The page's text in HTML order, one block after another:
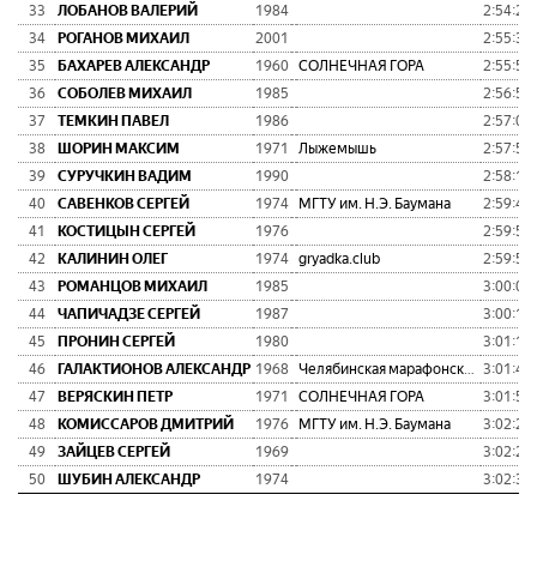
33
ЛОБАНОВ ВАЛЕРИЙ 1984
2:54:28
34
РОГАНОВ МИХАИЛ 2001
2:55:35
35
БАХАРЕВ АЛЕКСАНДР 1960 СОЛНЕЧНАЯ ГОРА
2:55:55
36
СОБОЛЕВ МИХАИЛ 1985
2:56:55
37
ТЕМКИН ПАВЕЛ 1986
2:57:09
38
ШОРИН МАКСИМ 1971 Лыжемышь
2:57:54
39
СУРУЧКИН ВАДИМ 1990
2:58:12
40
САВЕНКОВ СЕРГЕЙ 1974 МГТУ им. Н.Э. Баумана
2:59:41
41
КОСТИЦЫН СЕРГЕЙ 1976
2:59:51
42
КАЛИНИН ОЛЕГ 1974 gryadka.club
2:59:59
43
РОМАНЦОВ МИХАИЛ 1985
3:00:08
44
ЧАПИЧАДЗЕ СЕРГЕЙ 1987
3:00:11
45
ПРОНИН СЕРГЕЙ 1980
3:01:13
46
ГАЛАКТИОНОВ АЛЕКСАНДР 1968 Челябинская марафонская команда 3:01:47
47
ВЕРЯСКИН ПЕТР 1971 СОЛНЕЧНАЯ ГОРА
3:01:53
48
КОМИССАРОВ ДМИТРИЙ 1976 МГТУ им. Н.Э. Баумана
3:02:20
49
ЗАЙЦЕВ СЕРГЕЙ 1969
3:02:28
50
ШУБИН АЛЕКСАНДР 1974 3:02:38